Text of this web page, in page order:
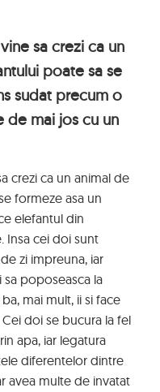
sa crezi ca un
poate sa se
sudat precum o
de mai jos cu un
crezi ca un animal de
formeze asa un
elefantul din
Insa cei doi sunt
zi impreuna, iar
poposeasca la
mai mult, ii si face
doi se bucura la fel
apa, iar legatura
diferentelor dintre
avea multe de invatat